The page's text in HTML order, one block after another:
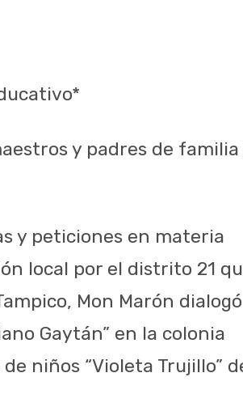
y padres de familia
y peticiones en materia
local por el distrito 21
Mon Marón dialogó
Gaytán” en la colonia
niños “Violeta Trujillo”